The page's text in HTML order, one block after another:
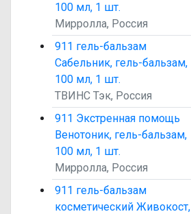
100 мл, 1 шт.
Мирролла, Россия
911 гель-бальзам
Сабельник, гель-бальзам,
100 мл, 1 шт.
ТВИНС Тэк, Россия
911 Экстренная помощь
Венотоник, гель-бальзам,
100 мл, 1 шт.
Мирролла, Россия
911 гель-бальзам
косметический Живокост,